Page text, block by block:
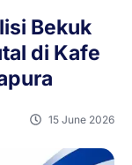
Bekuk
di Kafe
15 June 2026